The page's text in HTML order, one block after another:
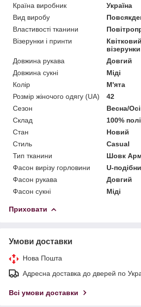
Країна виробник
Україна
Вид виробу
Властивості тканини
Візерунки і принти
візерунки
Довжина рукава
Довгий
Довжина сукні
Міді
Колір
М'ята
Розмір жіночого одягу (UA)
42
Сезон
Весна/
Склад
100%
Стан
Новий
Стиль
Casual
Тип тканини
Шовк
Фасон вирізу горловини
U-
Фасон рукава
Довгий
Фасон сукні
Міді
Приховати
Умови доставки
Нова Пошта
Адресна доставка до дверей по
Всі умови доставки